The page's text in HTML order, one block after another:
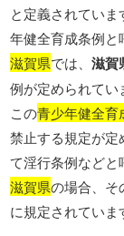
と定義されてい
年健全育成条例と
滋賀県では、滋賀
例が定められてい
この青少年健全育
禁止する規定が定
て淫行条例などと
滋賀県の場合、そ
に規定されていま